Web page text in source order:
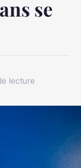
se
lecture